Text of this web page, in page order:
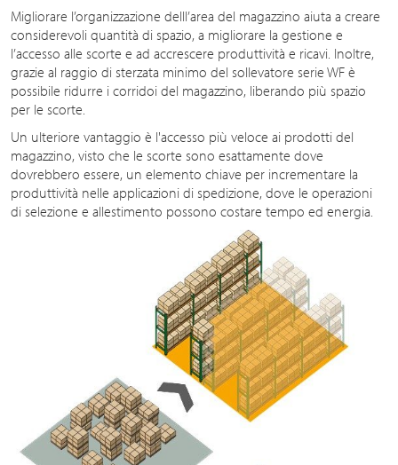
Migliorare l’organizzazione delll’area del magazzino aiuta a creare
considerevoli quantità di spazio, a migliorare la gestione e
l’accesso alle scorte e ad accrescere produttività e ricavi. Inoltre,
grazie al raggio di sterzata minimo del sollevatore serie WF è
possibile ridurre i corridoi del magazzino, liberando più spazio
per le scorte.
Un ulteriore vantaggio è l'accesso più veloce ai prodotti del
magazzino, visto che le scorte sono esattamente dove
dovrebbero essere, un elemento chiave per incrementare la
produttività nelle applicazioni di spedizione, dove le operazioni
di selezione e allestimento possono costare tempo ed energia.